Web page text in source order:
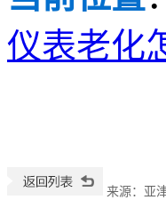
仪表老化
来源：亚